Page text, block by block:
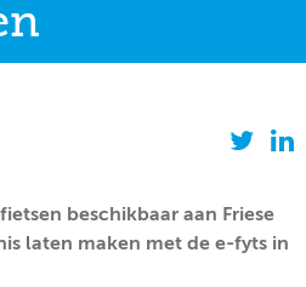
beschikbaar aan Friese
laten maken met de e-fyts in